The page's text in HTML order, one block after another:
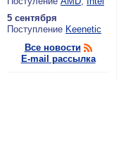
5 сентября
По­ступ­ле­ние Keenetic
Все новости
E-mail рассылка